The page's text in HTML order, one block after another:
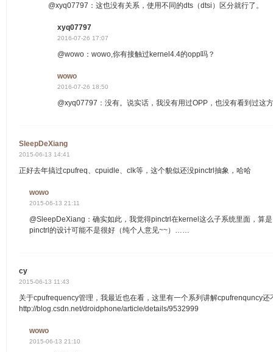
@xyq07797：这也没有关系，使用不同的dts（dtsi）区分就行了。
xyq07797
2016-07-26 17:07
@wowo：wowo,你有接触过kernel4.4的opp吗？
wowo
2016-07-26 18:50
@xyq07797：没有。说实话，我没有用过OPP，也没有看到过这
SleepDeXiang
2015-06-13 14:41
正好去年搞过cpufreq、cpuidle、clk等，这个貌似还没pinctrl抽象，哈哈
wowo
2015-06-13 21:11
@SleepDeXiang：确实如此，我觉得pinctrl在kernel这么子系统里面，算
pinctrl的设计可能不是很好（纯个人意见~~）……
cy
2015-06-13 11:43
关于cpufrequency管理，我最近也在看，这里有一个系列讲解cpufrenquncy还
http://blog.csdn.net/droidphone/article/details/9532999
wowo
2015-06-13 21:10